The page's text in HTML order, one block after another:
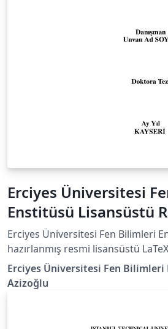
Erciyes Üniversitesi
Enstitüsü Lisansüstü
Tez Şablonu / Official
Template
Erciyes Üniversitesi Fen Bilimleri
hazırlanmış resmi lisansüstü
tez şablonudur. Şablon, Fen
tez yazım kurallarına ve “Lisansüstü
Kılavuzu”na uygun olarak hazırlanmıştır. Şablon,
Erciyes Üniversitesi Fen Bilimleri
Azizoğlu